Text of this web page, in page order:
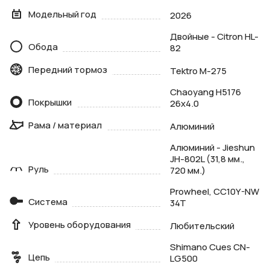
Модельный год
2026
Обода
Двойные - Citron HL-
82
Передний тормоз
Tektro M-275
Покрышки
Chaoyang H5176
26х4.0
Рама / материал
Алюминий
Руль
Алюминий - Jieshun
JH-802L (31,8 мм.,
720 мм.)
Система
Prowheel, CC10Y-NW
34T
Уровень оборудования
Любительский
Цепь
Shimano Cues CN-
LG500